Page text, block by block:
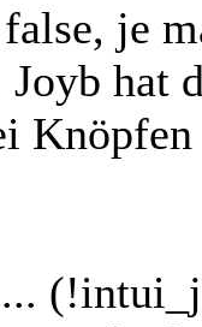
je
hat
Knöpfen
...